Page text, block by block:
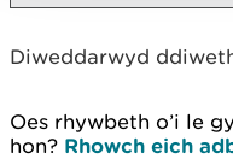
Diweddarwyd
Oes rhywbeth o’i le
hon? Rhowch eich